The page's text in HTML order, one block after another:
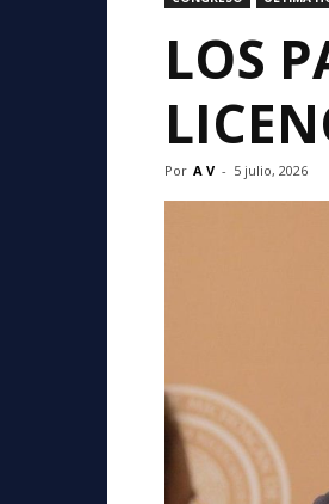
LOS
Por A V - 5 julio, 2026